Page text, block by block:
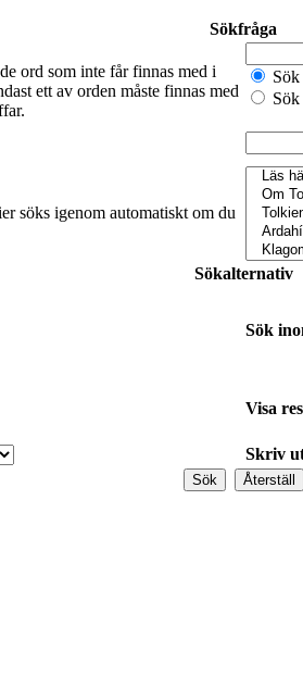
Sökfråga
ord som inte får finnas med i
ett av orden måste finnas med
Sök
söks igenom automatiskt om du
Sökalternativ
Sök
Visa
Skriv